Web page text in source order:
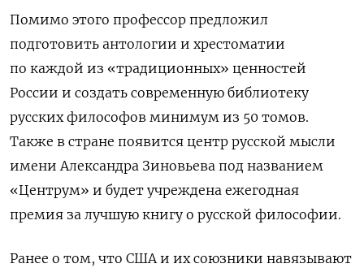
Помимо этого профессор предложил
подготовить антологии и хрестоматии
по каждой из «традиционных» ценностей
России и создать современную библиотеку
русских философов минимум из 50 томов.
Также в стране появится центр русской мысли
имени Александра Зиновьева под названием
«Центрум» и будет учреждена ежегодная
премия за лучшую книгу о русской философии.
Ранее о том, что США и их союзники навязывают